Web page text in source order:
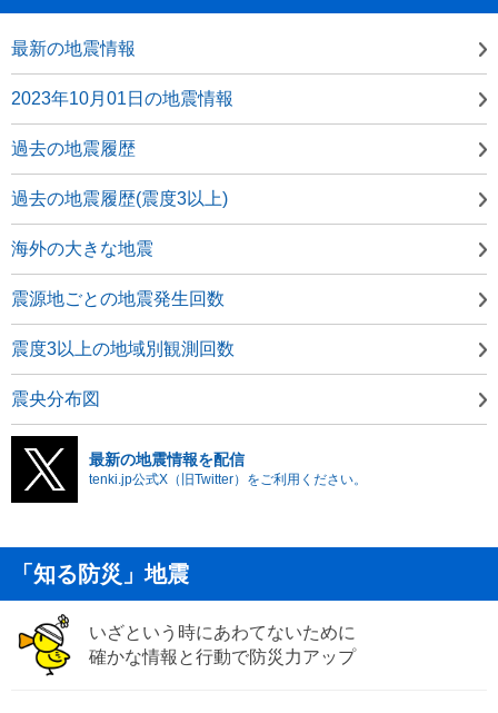
最新の地震情報
2023年10月01日の地震情報
過去の地震履歴
過去の地震履歴(震度3以上)
海外の大きな地震
震源地ごとの地震発生回数
震度3以上の地域別観測回数
震央分布図
最新の地震情報を配信
tenki.jp公式X（旧Twitter）をご利用ください。
「知る防災」地震
いざという時にあわてないために
確かな情報と行動で防災力アップ